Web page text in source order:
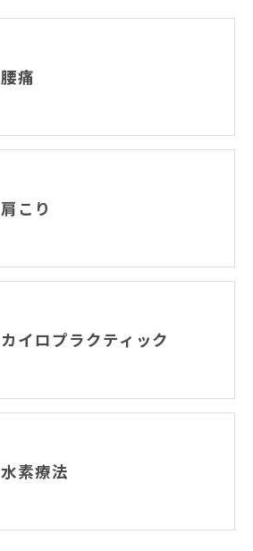
腰痛
肩こり
カイロプラクティック
水素療法